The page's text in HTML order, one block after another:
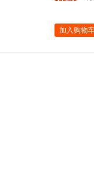
加入购物